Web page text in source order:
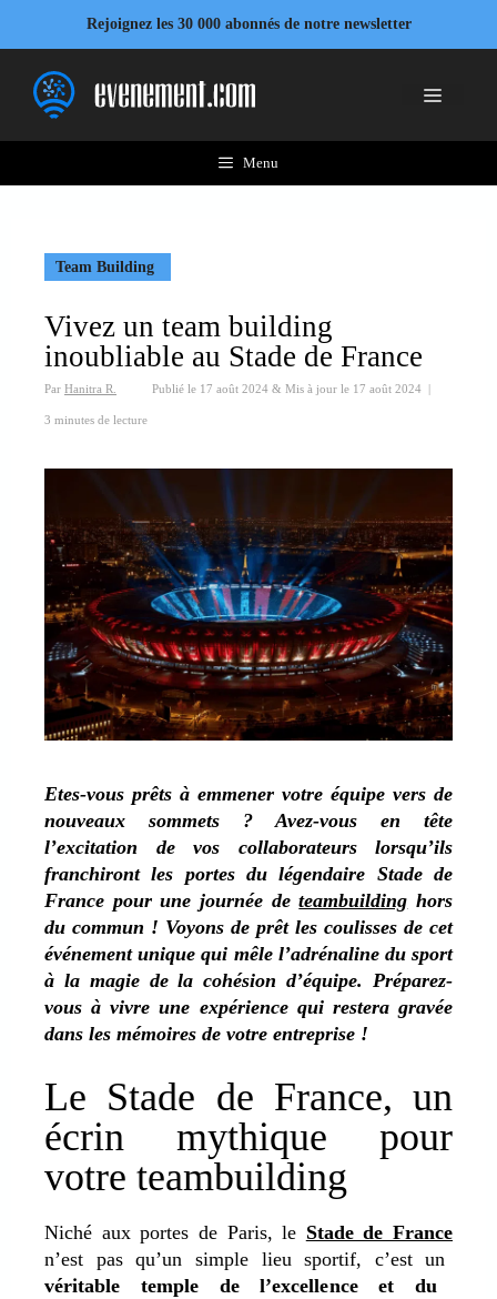
contenu
Rejoignez les 30 000 abonnés de notre newsletter
Menu
Menu
Team Building
Vivez un team building
inoubliable au Stade de France
Par Hanitra R. Publié le 17 août 2024 & Mis à jour le 17 août 2024 |
3 minutes de lecture
Etes-vous prêts à emmener votre équipe vers de
nouveaux sommets ? Avez-vous en tête
l’excitation de vos collaborateurs lorsqu’ils
franchiront les portes du légendaire Stade de
France pour une journée deteambuilding hors
du commun ! Voyons de prêt les coulisses de cet
événement unique qui mêle l’adrénaline du sport
à la magie de la cohésion d’équipe. Préparez-
vous à vivre une expérience qui restera gravée
dans les mémoires de votre entreprise !
Le Stade de France, un
écrin mythique pour
votre teambuilding
Niché aux portes de Paris, le Stade de France
n’est pas qu’un simple lieu sportif, c’est un
véritable temple de l’excellence et du